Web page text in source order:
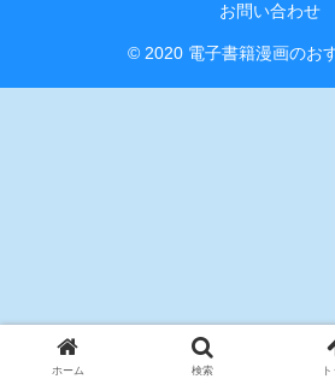
お問い合わせ
© 2020 電子書籍漫画のお
ホーム 検索